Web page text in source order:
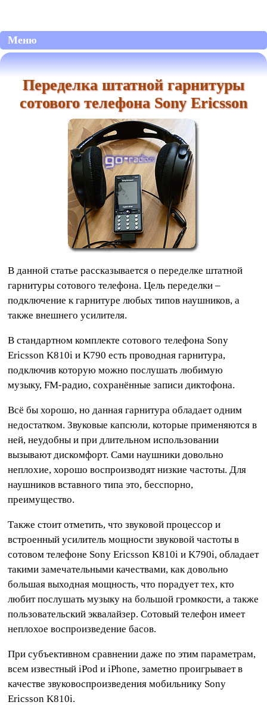
Меню
Переделка штатной гарнитуры
сотового телефона Sony Ericsson
В данной статье рассказывается о переделке штатной
гарнитуры сотового телефона. Цель переделки –
подключение к гарнитуре любых типов наушников, а
также внешнего усилителя.
В стандартном комплекте сотового телефона Sony
Ericsson K810i и K790 есть проводная гарнитура,
подключив которую можно послушать любимую
музыку, FM-радио, сохранённые записи диктофона.
Всё бы хорошо, но данная гарнитура обладает одним
недостатком. Звуковые капсюли, которые применяются в
ней, неудобны и при длительном использовании
вызывают дискомфорт. Сами наушники довольно
неплохие, хорошо воспроизводят низкие частоты. Для
наушников вставного типа это, бесспорно,
преимущество.
Также стоит отметить, что звуковой процессор и
встроенный усилитель мощности звуковой частоты в
сотовом телефоне Sony Ericsson K810i и K790i, обладает
такими замечательными качествами, как довольно
большая выходная мощность, что порадует тех, кто
любит послушать музыку на большой громкости, а также
пользовательский эквалайзер. Сотовый телефон имеет
неплохое воспроизведение басов.
При субъективном сравнении даже по этим параметрам,
всем известный iPod и iPhone, заметно проигрывает в
качестве звуковоспроизведения мобильнику Sony
Ericsson K810i.